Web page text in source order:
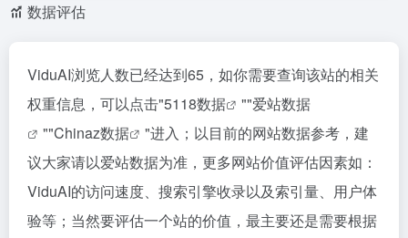
数据评估
ViduAI浏览人数已经达到65，如你需要查询该站的相关
权重信息，可以点击"5118数据 ""爱站数据
""Chinaz数据
"进入；以目前的网站数据参考，建
议大家请以爱站数据为准，更多网站价值评估因素如：
ViduAI的访问速度、搜索引擎收录以及索引量、用户体
验等；当然要评估一个站的价值，最主要还是需要根据